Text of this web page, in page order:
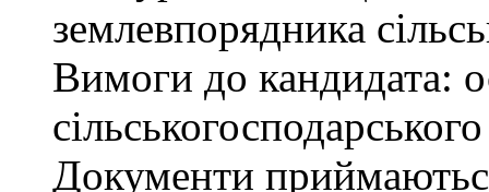
землевпорядника
Вимоги до кандидата:
Документи